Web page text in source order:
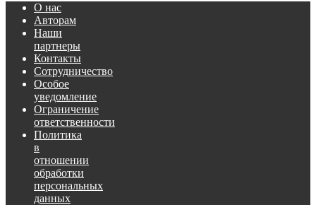
О нас
Авторам
Наши
партнеры
Контакты
Сотрудничество
Особое
уведомление
Ограничение
ответственности
Политика
в
отношении
обработки
персональных
данных